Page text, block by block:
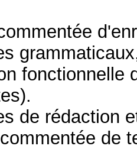
fonctionnelle
de rédaction
de